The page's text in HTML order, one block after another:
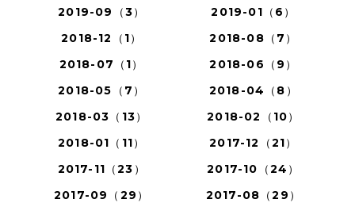
2019-09（3）
2019-01（6）
2018-12（1）
2018-08（7）
2018-07（1）
2018-06（9）
2018-05（7）
2018-04（8）
2018-03（13）
2018-02（10）
2018-01（11）
2017-12（21）
2017-11（23）
2017-10（24）
2017-09（29）
2017-08（29）